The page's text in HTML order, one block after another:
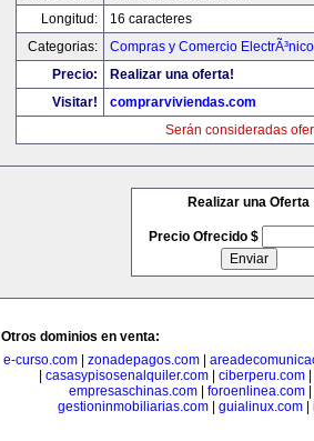
Longitud:
16 caracteres
Categorias:
Compras y Comercio ElectrÃ³nico
Precio:
Realizar una oferta!
Visitar!
comprarviviendas.com
Serán consideradas
Realizar una Oferta
Precio Ofrecido $
Otros dominios en venta:
e-curso.com| zonadepagos.com|
casasypisosenalquiler.com ciberperu.com
empresaschinas.com| foroenlinea.com|
gestioninmobiliarias.com| guialinux.com|